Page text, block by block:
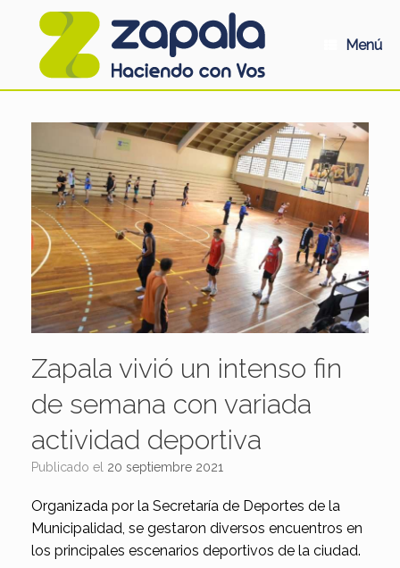
Menú
Zapala vivió un intenso fin
de semana con variada
actividad deportiva
Publicado el 20 septiembre 2021
Organizada por la Secretaría de Deportes de la
Municipalidad, se gestaron diversos encuentros en
los principales escenarios deportivos de la ciudad.